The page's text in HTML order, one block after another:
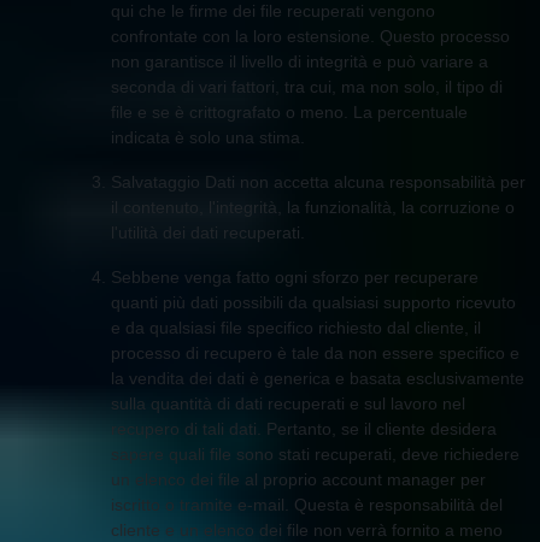
qui che le firme dei file recuperati vengono
confrontate con la loro estensione. Questo processo
non garantisce il livello di integrità e può variare a
seconda di vari fattori, tra cui, ma non solo, il tipo di
file e se è crittografato o meno. La percentuale
indicata è solo una stima.
Salvataggio Dati non accetta alcuna responsabilità per
il contenuto, l'integrità, la funzionalità, la corruzione o
l'utilità dei dati recuperati.
Sebbene venga fatto ogni sforzo per recuperare
quanti più dati possibili da qualsiasi supporto ricevuto
e da qualsiasi file specifico richiesto dal cliente, il
processo di recupero è tale da non essere specifico e
la vendita dei dati è generica e basata esclusivamente
sulla quantità di dati recuperati e sul lavoro nel
recupero di tali dati. Pertanto, se il cliente desidera
sapere quali file sono stati recuperati, deve richiedere
un elenco dei file al proprio account manager per
iscritto o tramite e-mail. Questa è responsabilità del
cliente e un elenco dei file non verrà fornito a meno